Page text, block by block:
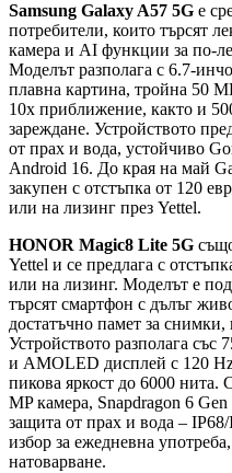
Samsung Galaxy A57 5G е
потребители, които търсят
камера и AI функции за по-
Моделът разполага с 6.7-
плавна картина, тройна 50
10х приближение, както и
зареждане. Устройството
от прах и вода, устойчиво
Android 16. До края на май
закупен с отстъпка от 120
или на лизинг през Yettel.
HONOR Magic8 Lite 5G
Yettel и се предлага с
или на лизинг. Моделът е
търсят смартфон с дълъг
достатъчно памет за
Устройството разполага със
и AMOLED дисплей с 120 Hz
пикова яркост до 6000 нита.
MP камера, Snapdragon 6
защита от прах и вода –
избор за ежедневна
натоварване.